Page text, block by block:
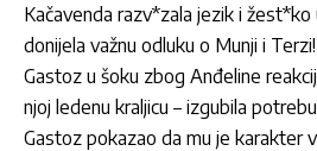
Kačavenda razv*zala jezik i žest*ko
donijela važnu odluku o Munji i Terzi!
Gastoz u šoku zbog Anđeline
njoj ledenu kraljicu – izgubila
Gastoz pokazao da mu je karakter